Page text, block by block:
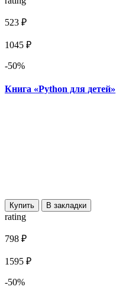
523 ₽
1045 ₽
-50%
Книга «Python для детей»
Купить В закладки
rating
798 ₽
1595 ₽
-50%